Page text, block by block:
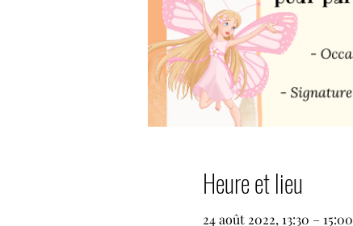
Heure et lieu
24 août 2022, 13:30 – 15:00